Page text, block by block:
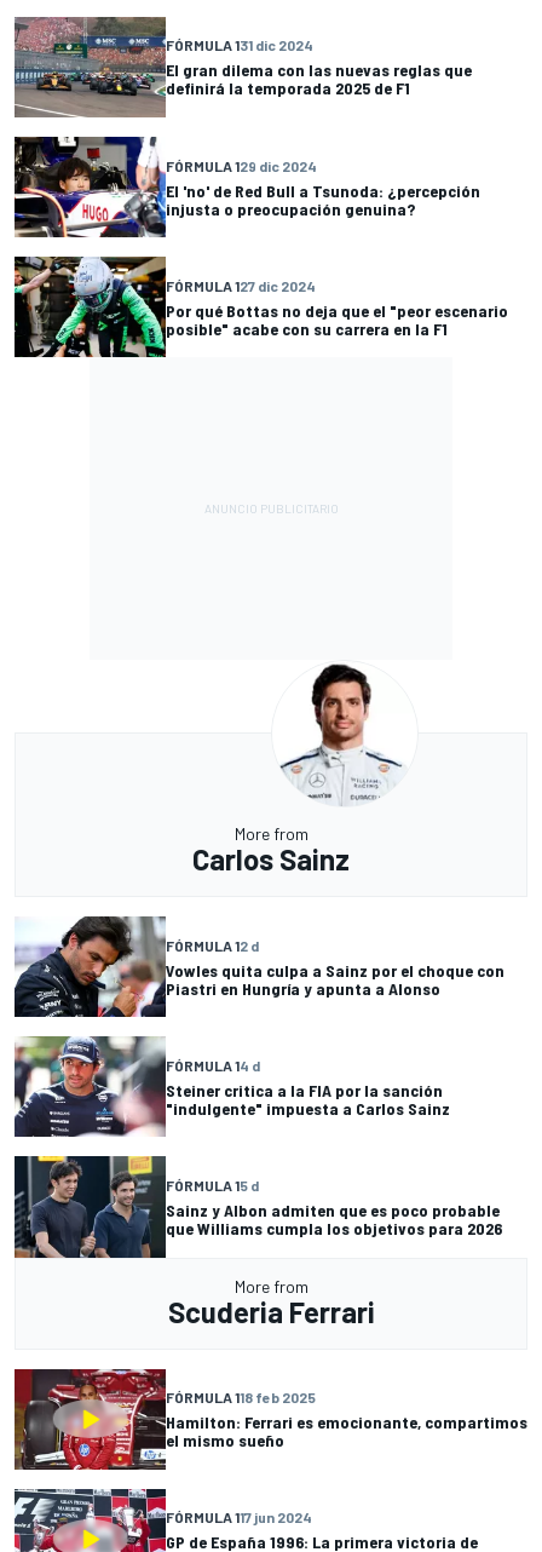
FÓRMULA 131 dic 2024
El gran dilema con las nuevas reglas que
definirá la temporada 2025 de F1
FÓRMULA 129 dic 2024
El 'no' de Red Bull a Tsunoda: ¿percepción
injusta o preocupación genuina?
FÓRMULA 127 dic 2024
Por qué Bottas no deja que el "peor escenario
posible" acabe con su carrera en la F1
More from
Carlos Sainz
FÓRMULA 12 d
Vowles quita culpa a Sainz por el choque con
Piastri en Hungría y apunta a Alonso
FÓRMULA 14 d
Steiner critica a la FIA por la sanción
"indulgente" impuesta a Carlos Sainz
FÓRMULA 15 d
Sainz y Albon admiten que es poco probable
que Williams cumpla los objetivos para 2026
More from
Scuderia Ferrari
FÓRMULA 118 feb 2025
Hamilton: Ferrari es emocionante, compartimos
el mismo sueño
FÓRMULA 117 jun 2024
GP de España 1996: La primera victoria de